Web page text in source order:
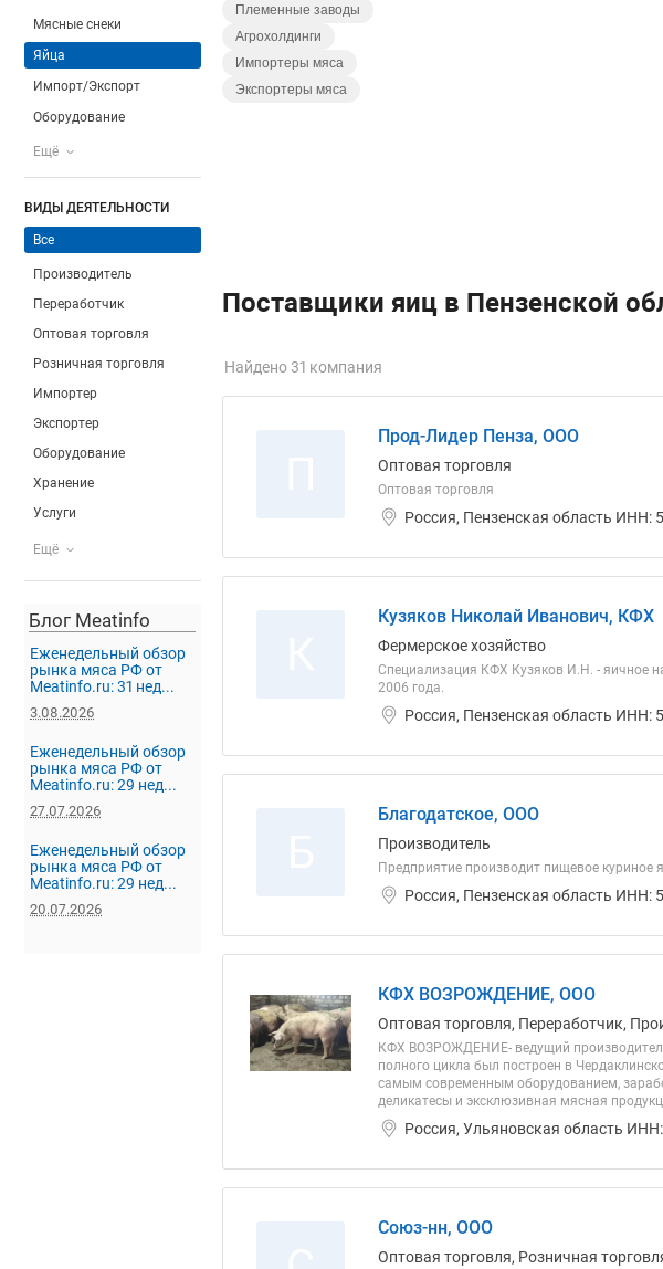
Мясные снеки
Яйца
Импорт/Экспорт
Оборудование
Ещё
ВИДЫ ДЕЯТЕЛЬНОСТИ
Все
Производитель
Переработчик
Оптовая торговля
Розничная торговля
Импортер
Экспортер
Оборудование
Хранение
Услуги
Ещё
Блог Meatinfo
Еженедельный обзор
рынка мяса РФ от
Meatinfo.ru: 31 нед...
3.08.2026
Еженедельный обзор
рынка мяса РФ от
Meatinfo.ru: 29 нед...
27.07.2026
Еженедельный обзор
рынка мяса РФ от
Meatinfo.ru: 29 нед...
20.07.2026
Племенные заводы
Агрохолдинги
Импортеры мяса
Экспортеры мяса
Поставщики яиц в Пензенской
Найдено 31 компания
Прод-Лидер Пенза, ООО
Оптовая торговля
Оптовая торговля
Россия, Пензенская область ИНН:
Кузяков Николай Иванович, КФХ
Фермерское хозяйство
Специализация КФХ Кузяков И.Н. - яичное
2006 года.
Россия, Пензенская область ИНН:
Благодатское, ООО
Производитель
Предприятие производит пищевое куриное
Россия, Пензенская область ИНН:
КФХ ВОЗРОЖДЕНИЕ, ООО
Оптовая торговля, Переработчик,
КФХ ВОЗРОЖДЕНИЕ- ведущий
полного цикла был построен в
самым современным оборудованием,
деликатесы и эксклюзивная мясная
Россия, Ульяновская область
Союз-нн, ООО
Оптовая торговля, Розничная